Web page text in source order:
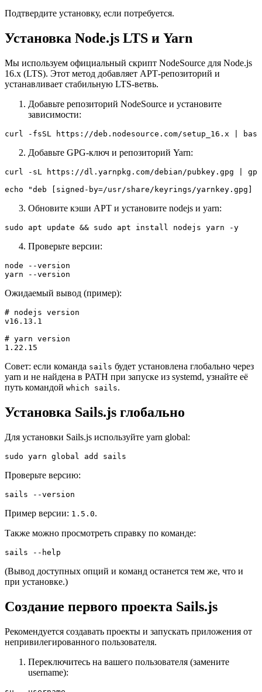
Подтвердите установку, если потребуется.
Установка Node.js LTS и Yarn
Мы используем официальный скрипт NodeSource для Node.js
16.x (LTS). Этот метод добавляет APT‑репозиторий и
устанавливает стабильную LTS‑ветвь.
Добавьте репозиторий NodeSource и установите
зависимости:
curl -fsSL https://deb.nodesource.com/setup_16.x |
Добавьте GPG‑ключ и репозиторий Yarn:
curl -sL https://dl.yarnpkg.com/debian/pubkey.gpg |
echo "deb [signed-by=/usr/share/keyrings/
Обновите кэши APT и установите nodejs и yarn:
sudo apt update && sudo apt install nodejs yarn -y
Проверьте версии:
node --version
yarn --version
Ожидаемый вывод (пример):
# nodejs version
v16.13.1
# yarn version
1.22.15
Совет: если команда sails будет установлена глобально через
yarn и не найдена в PATH при запуске из systemd, узнайте её
путь командой which sails.
Установка Sails.js глобально
Для установки Sails.js используйте yarn global:
sudo yarn global add sails
Проверьте версию:
sails --version
Пример версии: 1.5.0.
Также можно просмотреть справку по команде:
sails --help
(Вывод доступных опций и команд останется тем же, что и
при установке.)
Создание первого проекта Sails.js
Рекомендуется создавать проекты и запускать приложения от
непривилегированного пользователя.
Переключитесь на вашего пользователя (замените
username):